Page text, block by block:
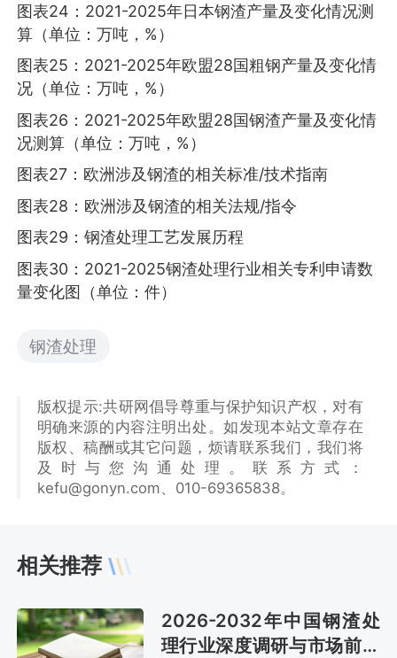
图表24：2021-2025年日本钢渣产量及变化情况测
算（单位：万吨，%）
图表25：2021-2025年欧盟28国粗钢产量及变化情
况（单位：万吨，%）
图表26：2021-2025年欧盟28国钢渣产量及变化情
况测算（单位：万吨，%）
图表27：欧洲涉及钢渣的相关标准/技术指南
图表28：欧洲涉及钢渣的相关法规/指令
图表29：钢渣处理工艺发展历程
图表30：2021-2025钢渣处理行业相关专利申请数
量变化图（单位：件）
钢渣处理
版权提示:共研网倡导尊重与保护知识产权，对有
明确来源的内容注明出处。如发现本站文章存在
版权、稿酬或其它问题，烦请联系我们，我们将
及时与您沟通处理。联系方式：
kefu@gonyn.com、010-69365838。
相关推荐
2026-2032年中国钢渣处
理行业深度调研与市场前景